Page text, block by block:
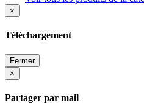
×
Téléchargement
Fermer
×
Partager par mail